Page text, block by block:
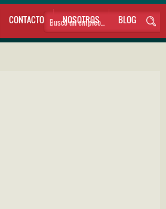
CONTACTO NOSOTROS BLOG